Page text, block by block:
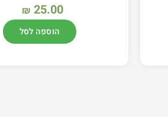
₪ 25.00
הוספה לסל